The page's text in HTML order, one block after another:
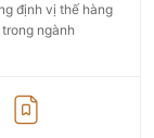
định vị thế hàng
ngành